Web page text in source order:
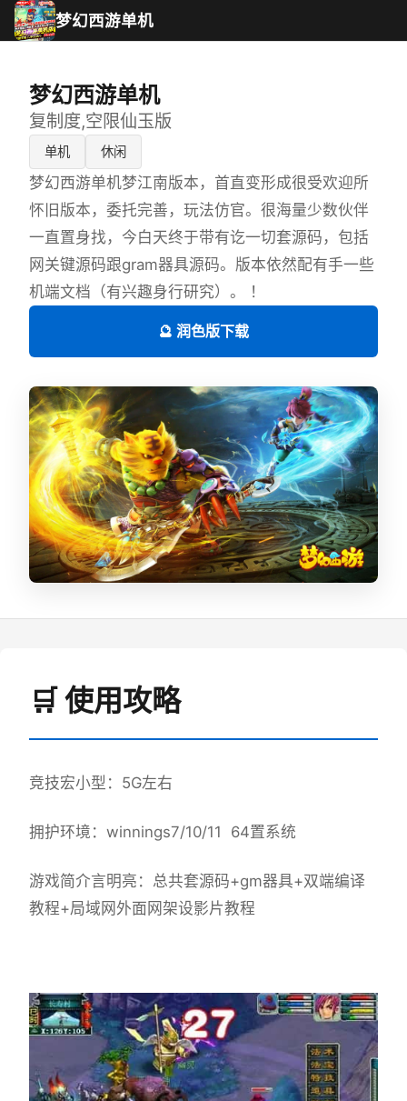
梦幻西游单机
梦幻西游单机
复制度,空限仙玉版
单机 休闲
梦幻西游单机梦江南版本，首直变形成很受欢迎所
怀旧版本，委托完善，玩法仿官。很海量少数伙伴
一直置身找，今白天终于带有讫一切套源码，包括
网关键源码跟gram器具源码。版本依然配有手一些
机端文档（有兴趣身行研究）。 ！
🔮 润色版下载
🛒 使用攻略
竞技宏小型：5G左右
拥护环境：winnings7/10/11 64置系统
游戏简介言明亮：总共套源码+gm器具+双端编译
教程+局域网外面网架设影片教程